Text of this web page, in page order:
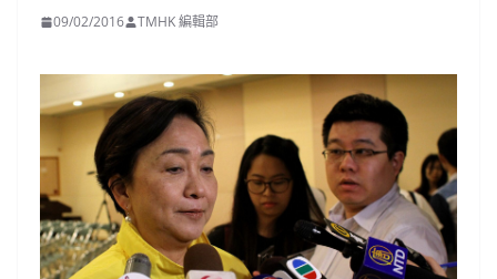
09/02/2016 TMHK 編輯部